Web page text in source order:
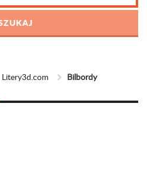
Litery3d.com Bilbordy